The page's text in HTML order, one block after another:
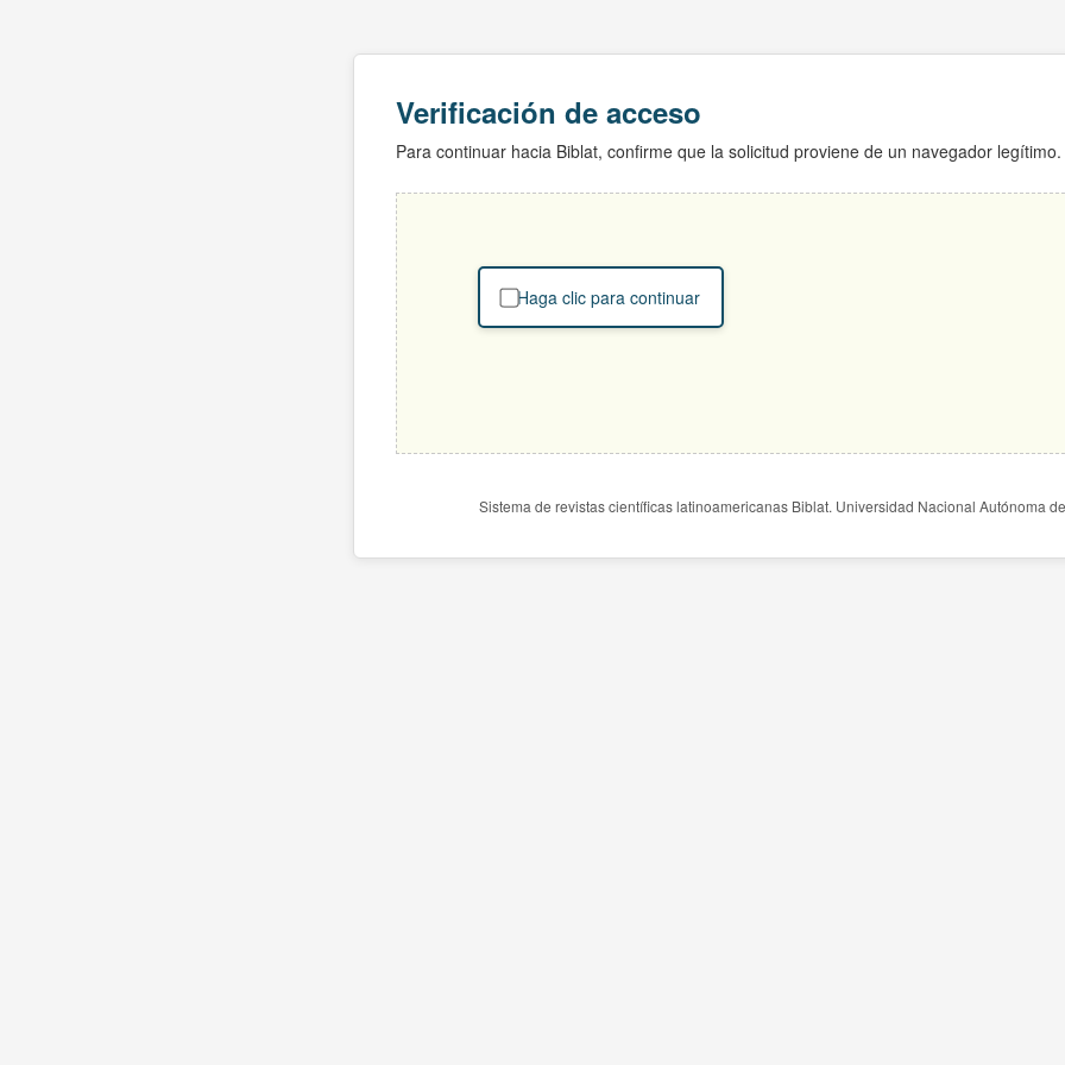
Verificación de acceso
Para continuar hacia Biblat, confirme que la solicitud proviene de un navegador legítimo.
Haga clic para continuar
Sistema de revistas científicas latinoamericanas Biblat. Universidad Nacional Autónoma